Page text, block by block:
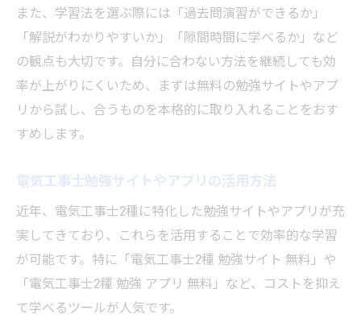
また、学習法を選ぶ際には「過去問演習ができるか」
「解説がわかりやすいか」「隙間時間に学べるか」など
の観点も大切です。自分に合わない方法を継続しても効
率が上がりにくいため、まずは無料の勉強サイトやアプ
リから試し、合うものを本格的に取り入れることをおす
すめします。
電気工事士勉強サイトやアプリの活用方法
近年、電気工事士2種に特化した勉強サイトやアプリが充
実してきており、これらを活用することで効率的な学習
が可能です。特に「電気工事士2種 勉強サイト 無料」や
「電気工事士2種 勉強 アプリ 無料」など、コストを抑え
て学べるツールが人気です。